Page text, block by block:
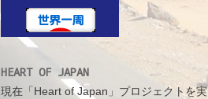
HEART OF JAPAN
現在「Heart of Japan」プロジェクトを実